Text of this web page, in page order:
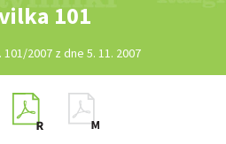
101
2007 z dne 5. 11. 2007